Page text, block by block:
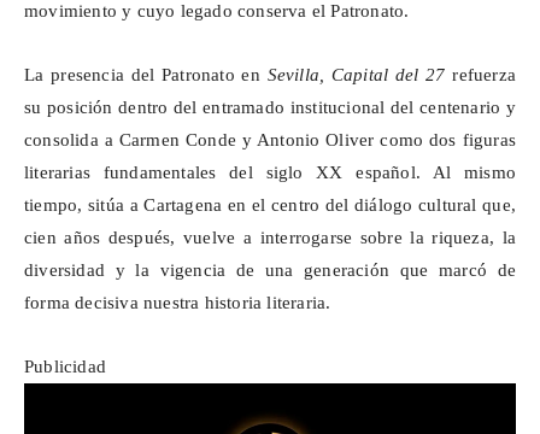
movimiento y cuyo legado conserva el Patronato.
La presencia del Patronato en Sevilla, Capital del 27 refuerza
su posición dentro del entramado institucional del centenario y
consolida a Carmen Conde y Antonio Oliver como dos figuras
literarias fundamentales del siglo XX español. Al mismo
tiempo, sitúa a Cartagena en el centro del diálogo cultural que,
cien años después, vuelve a interrogarse sobre la riqueza, la
diversidad y la vigencia de una generación que marcó de
forma decisiva nuestra historia literaria.
Publicidad